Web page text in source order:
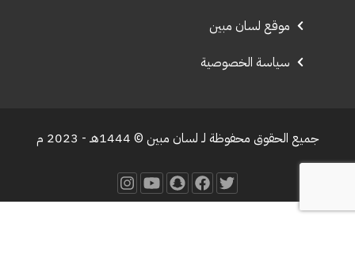
موقع لسان مبين
سياسة الخصوصية
جميع الحقوق محفوظة لـ لسان مبين © 1444هـ - 2023 م